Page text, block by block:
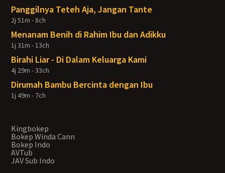
Panggilnya Teteh Aja, Jangan Tante
2j 51m - 8ch
Menanam Benih di Rahim Ibu dan Adikku
1j 31m - 13ch
Birahi Liar - Di Dalam Keluarga Kami
4j 29m - 33ch
Dirumah Bambu Bercinta dengan Ibu
1j 49m - 7ch
Kingbokep
Bokep Winda Cann
Bokep Indo
AVTub
JAV Sub Indo